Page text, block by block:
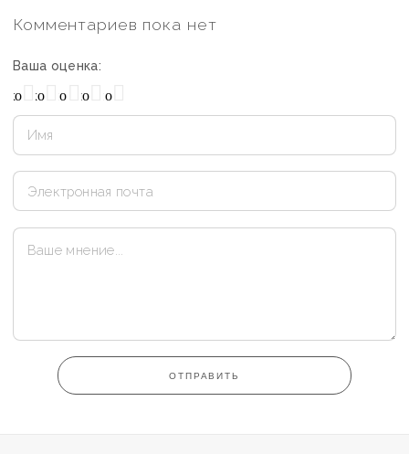
Комментариев пока нет
Ваша оценка:
Отлично
Хорошо
Плохо
ОТПРАВИТЬ